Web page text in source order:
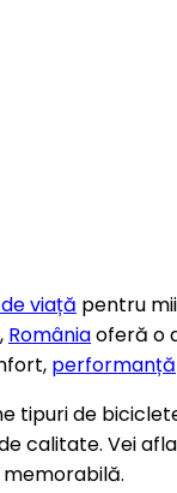
viață pentru
Româniaoferă o
performanță
tipuri de
calitate. Vei
memorabilă.